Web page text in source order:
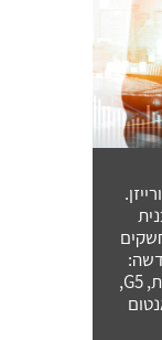
שלכם?
פינטק, רובוטיקס, בינה מלאכותית, G5,